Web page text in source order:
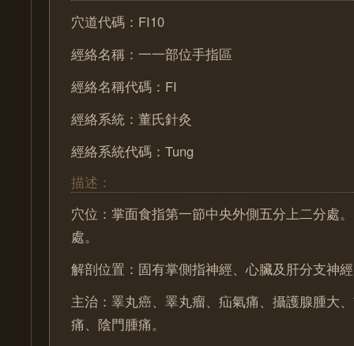
穴道代碼：FI10
經絡名稱：一一部位手指區
經絡名稱代碼：FI
經絡系統：董氏針灸
經絡系統代碼：Tung
描述：
穴位：掌面食指第一節中央外側五分上二分處
處。
解剖位置：固有掌側指神經、心臟及肝分支神
主治：睪丸癌、睪丸瘤、疝氣痛、攝護腺腫大
痛、陰門腫痛。